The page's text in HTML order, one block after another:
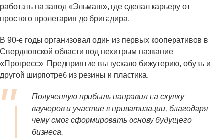
работать на завод «Эльмаш», где сделал карьеру от
простого пролетария до бригадира.
В 90-е годы организовал один из первых кооперативов в
Свердловской области под нехитрым название
«Прогресс». Предприятие выпускало бижутерию, обувь и
другой ширпотреб из резины и пластика.
Полученную прибыль направил на скупку
ваучеров и участие в приватизации, благодаря
чему смог сформировать основу будущего
бизнеса.